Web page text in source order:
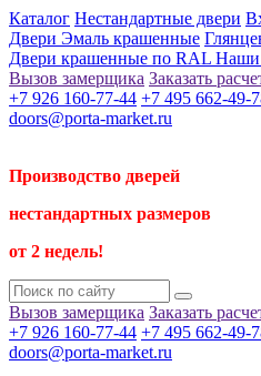
Каталог Нестандартные двери
Двери Эмаль крашенные
Двери крашенные по RAL Наши
Вызов замерщика Заказать
+7 926 160-77-44 +7 495 662-49-
doors@porta-market.ru
Производство дверей
нестандартных размеров
от 2 недель!
Вызов замерщика Заказать
+7 926 160-77-44 +7 495 662-49-
doors@porta-market.ru